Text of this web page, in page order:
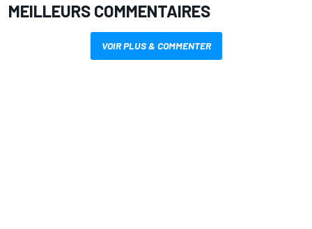
MEILLEURS COMMENTAIRES
VOIR PLUS & COMMENTER